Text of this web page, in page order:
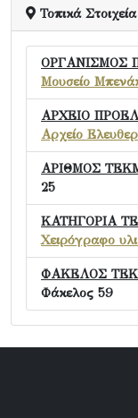
Τοπικά Στοιχεία
ΟΡΓΑΝΙΣΜΟΣ
Μουσείο
ΑΡΧΕΙΟ
Αρχείο
ΑΡΙΘΜΟΣ
25
ΚΑΤΗΓΟΡΙΑ
Χειρόγραφο
ΦΑΚΕΛΟΣ
Φάκελος 59